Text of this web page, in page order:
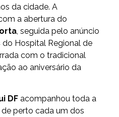
da cidade. A
a abertura do
, seguida pelo anúncio
Hospital Regional de
com o tradicional
ao aniversário da
DF acompanhou toda a
perto cada um dos